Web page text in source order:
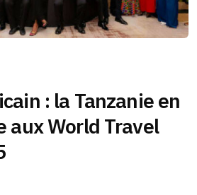
: la Tanzanie en
World Travel